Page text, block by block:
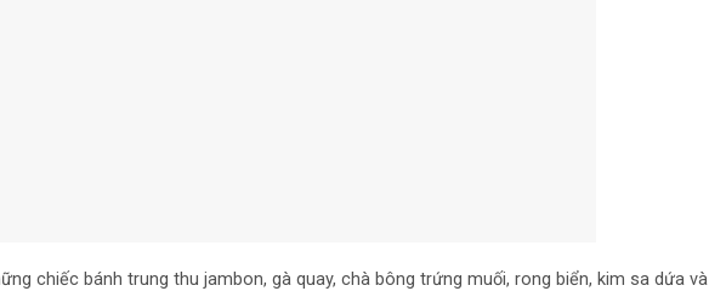
chiếc bánh trung thu jambon, gà quay, chà bông trứng muối, rong biển, kim sa dứa và